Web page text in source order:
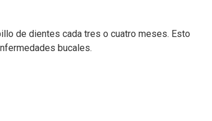
de dientes cada tres o cuatro meses. Esto
bucales.